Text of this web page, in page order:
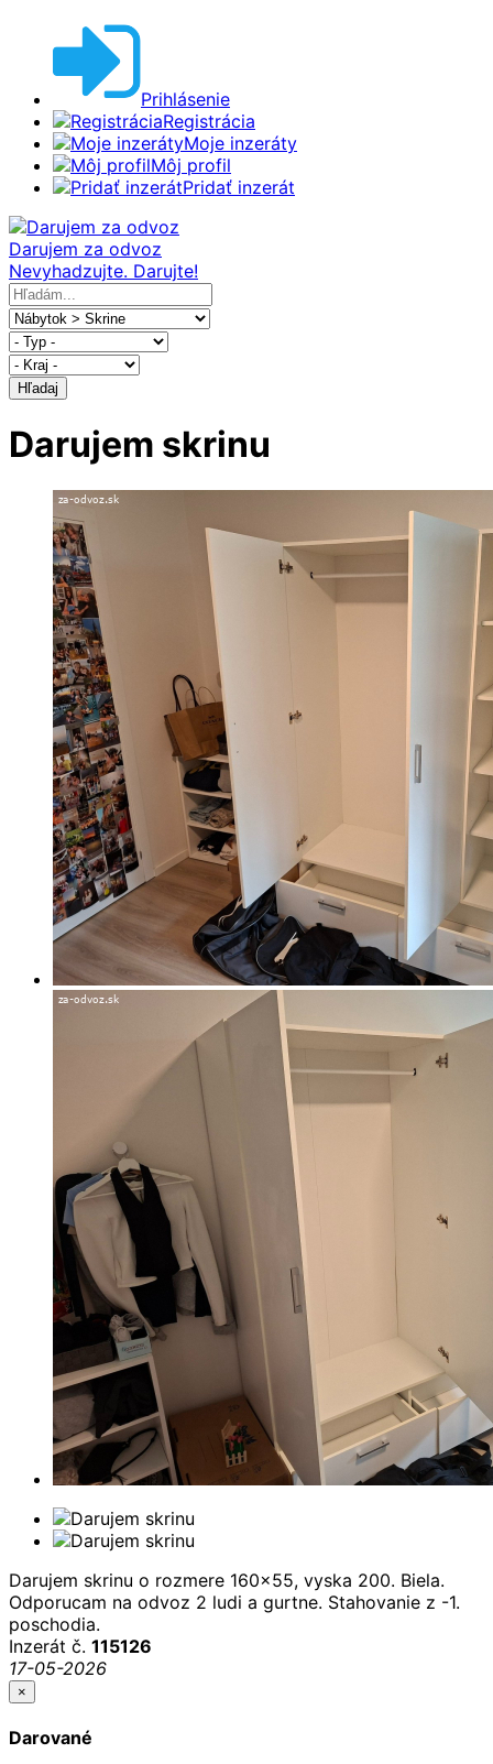
Prihlásenie
Registrácia
Moje inzeráty
Môj profil
Pridať inzerát
Darujem za odvoz
Nevyhadzujte. Darujte!
Hľadaj
Darujem skrinu
Darujem skrinu o rozmere 160x55, vyska 200. Biela.
Odporucam na odvoz 2 ludi a gurtne. Stahovanie z -1.
poschodia.
Inzerát č. 115126
17-05-2026
×
Darované